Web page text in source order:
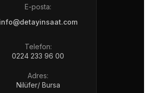
E-posta:
info@detayinsaat.com
Telefon:
0224 233 96 00
Adres:
Nilüfer/ Bursa